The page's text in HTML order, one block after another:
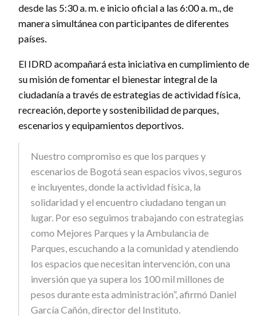
desde las 5:30 a. m. e inicio oficial a las 6:00 a. m., de
manera simultánea con participantes de diferentes
países.
El IDRD acompañará esta iniciativa en cumplimiento de
su misión de fomentar el bienestar integral de la
ciudadanía a través de estrategias de actividad física,
recreación, deporte y sostenibilidad de parques,
escenarios y equipamientos deportivos.
Nuestro compromiso es que los parques y
escenarios de Bogotá sean espacios vivos, seguros
e incluyentes, donde la actividad física, la
solidaridad y el encuentro ciudadano tengan un
lugar. Por eso seguimos trabajando con estrategias
como Mejores Parques y la Ambulancia de
Parques, escuchando a la comunidad y atendiendo
los espacios que necesitan intervención, con una
inversión que ya supera los 100 mil millones de
pesos durante esta administración”, afirmó Daniel
García Cañón, director del Instituto.